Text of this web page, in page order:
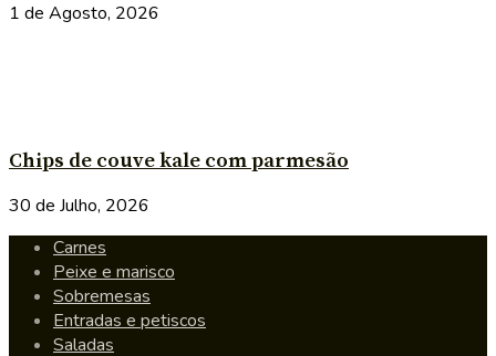
1 de Agosto, 2026
Chips de couve kale com parmesão
30 de Julho, 2026
Carnes
Peixe e marisco
Sobremesas
Entradas e petiscos
Saladas